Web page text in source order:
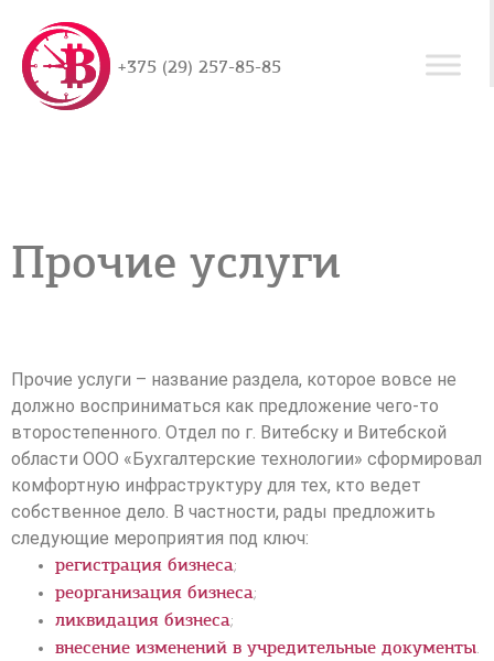
+375 (29) 257-85-85
Прочие услуги
Прочие услуги – название раздела, которое вовсе не
должно восприниматься как предложение чего-то
второстепенного. Отдел по г. Витебску и Витебской
области ООО «Бухгалтерские технологии» сформировал
комфортную инфраструктуру для тех, кто ведет
собственное дело. В частности, рады предложить
следующие мероприятия под ключ:
регистрация бизнеса;
реорганизация бизнеса;
ликвидация бизнеса;
внесение изменений в учредительные документы